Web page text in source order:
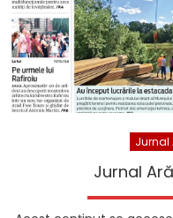
Jurnal
Jurnal